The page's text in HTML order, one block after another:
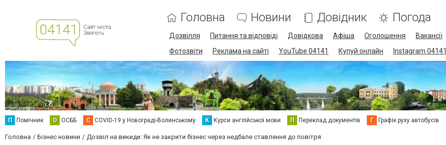
Головна Новини Довідник Погода
Дозвілля Питання та відповіді Довідкова Афіша Оголошення Вакансії
Фотозвіти
Реклама на сайті YouTube 04141 Купуй онлайн Instagram 04141
П Помічник О ОСББ C COVID-19 у Новограді-Волинському К Курси англійської мови П Переклад документів Г Графік руху автобусів
Головна Бізнес новини Дозвіл на викиди: Як не закрити бізнес через недбале ставлення до повітря